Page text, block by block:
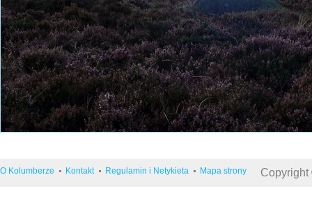
O Kolumberze Kontakt Regulamin i Netykieta Mapa strony